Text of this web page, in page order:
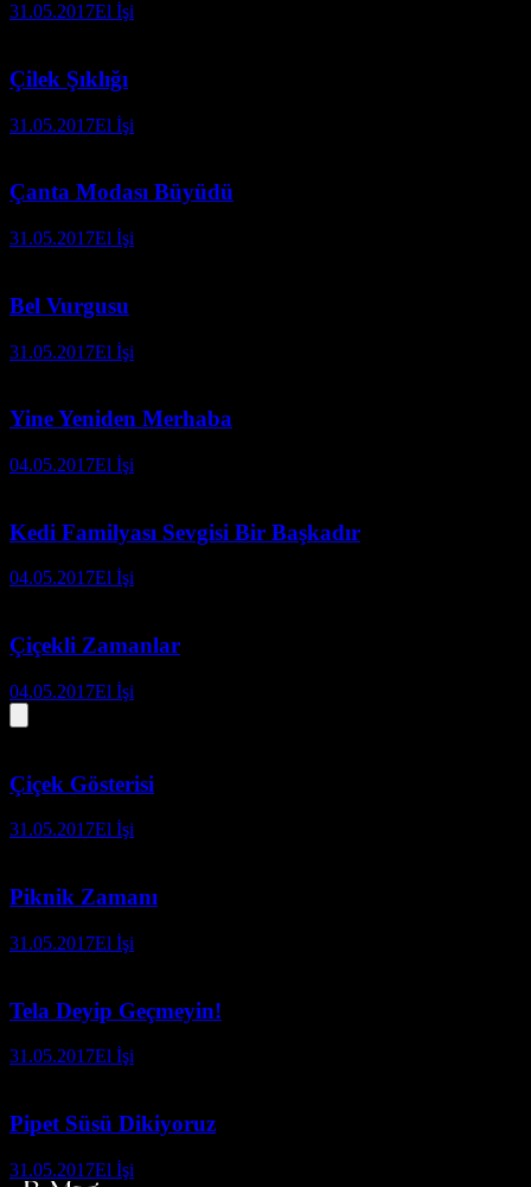
31.05.2017El İşi
Çilek Şıklığı
31.05.2017El İşi
Çanta Modası Büyüdü
31.05.2017El İşi
Bel Vurgusu
31.05.2017El İşi
Yine Yeniden Merhaba
04.05.2017El İşi
Kedi Familyası Sevgisi Bir Başkadır
04.05.2017El İşi
Çiçekli Zamanlar
04.05.2017El İşi
Çiçek Gösterisi
31.05.2017El İşi
Piknik Zamanı
31.05.2017El İşi
Tela Deyip Geçmeyin!
31.05.2017El İşi
Pipet Süsü Dikiyoruz
31.05.2017El İşi